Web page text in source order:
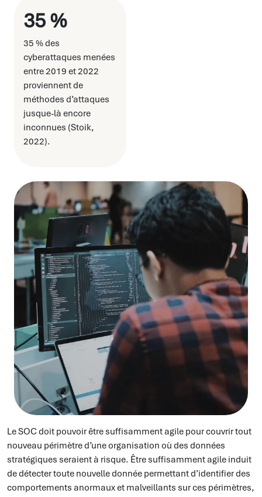
35 %
35 % des
cyberattaques menées
entre 2019 et 2022
proviennent de
méthodes d’attaques
jusque-là encore
inconnues (Stoik,
2022).
Le SOC doit pouvoir être suffisamment agile pour couvrir tout
nouveau périmètre d’une organisation où des données
stratégiques seraient à risque. Être suffisamment agile induit
de détecter toute nouvelle donnée permettant d’identifier des
comportements anormaux et malveillants sur ces périmètres,